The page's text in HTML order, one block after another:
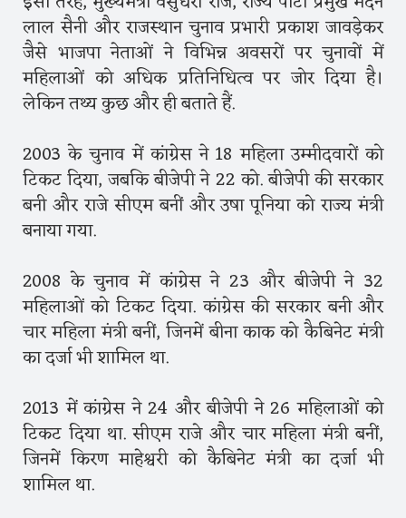
लाल सैनी और राजस्थान चुनाव प्रभारी प्रकाश जावड़ेकर
जैसे भाजपा नेताओं ने विभिन्न अवसरों पर चुनावों में
महिलाओं को अधिक प्रतिनिधित्व पर जोर दिया है।
लेकिन तथ्य कुछ और ही बताते हैं.
2003 के चुनाव में कांग्रेस ने 18 महिला उम्मीदवारों को
टिकट दिया, जबकि बीजेपी ने 22 को. बीजेपी की सरकार
बनी और राजे सीएम बनीं और उषा पूनिया को राज्य मंत्री
बनाया गया.
2008 के चुनाव में कांग्रेस ने 23 और बीजेपी ने 32
महिलाओं को टिकट दिया. कांग्रेस की सरकार बनी और
चार महिला मंत्री बनीं, जिनमें बीना काक को कैबिनेट मंत्री
का दर्जा भी शामिल था.
2013 में कांग्रेस ने 24 और बीजेपी ने 26 महिलाओं को
टिकट दिया था. सीएम राजे और चार महिला मंत्री बनीं,
जिनमें किरण माहेश्वरी को कैबिनेट मंत्री का दर्जा भी
शामिल था.